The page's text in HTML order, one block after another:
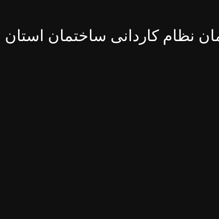
نظام کاردانی ساختمان استان